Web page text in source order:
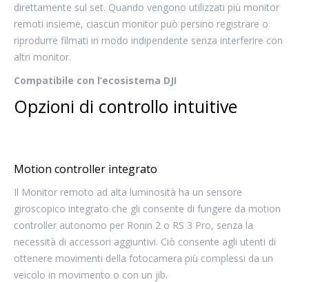
direttamente sul set. Quando vengono utilizzati più monitor
remoti insieme, ciascun monitor può persino registrare o
riprodurre filmati in modo indipendente senza interferire con
altri monitor.
Compatibile con l’ecosistema DJI
Opzioni di controllo intuitive
Motion controller integrato
Il Monitor remoto ad alta luminosità ha un sensore
giroscopico integrato che gli consente di fungere da motion
controller autonomo per Ronin 2 o RS 3 Pro, senza la
necessità di accessori aggiuntivi. Ciò consente agli utenti di
ottenere movimenti della fotocamera più complessi da un
veicolo in movimento o con un jib.